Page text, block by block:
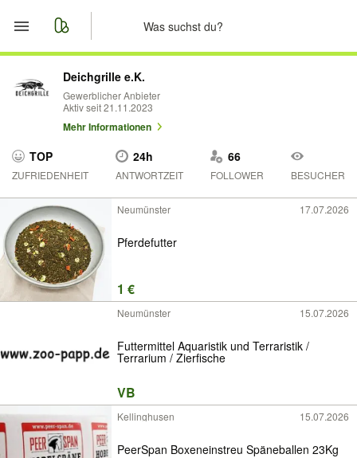
Start
Merkliste
Nachrichten
Deichgrille e.K.
Gewerblicher Anbieter
Aktiv seit 21.11.2023
Mehr Informationen
TOP
ZUFRIEDENHEIT
24h
ANTWORTZEIT
66
FOLLOWER BESUCHER
Neumünster 17.07.2026
Pferdefutter
1 €
Neumünster 15.07.2026
Futtermittel Aquaristik und Terraristik /
Terrarium / Zierfische
VB
Kellinghusen 15.07.2026
PeerSpan Boxeneinstreu Späneballen 23Kg